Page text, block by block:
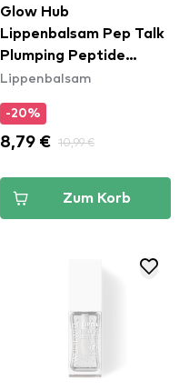
Glow Hub
Lippenbalsam Pep Talk
Plumping Peptide
Rescue Balm - Mango
Lippenbalsam
-20%
8,79 € 10,99 €
Zum Korb